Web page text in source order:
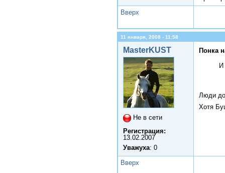
Вверх
11 января, 2008 - 11:58
MasterKUST
Не в сети
Регистрация:
13.02.2007
Уважуха: 0
Понка
И
Люди
Хотя
Вверх